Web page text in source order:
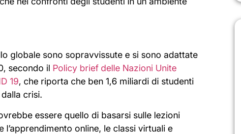
globale sono sopravvissute e si sono adattate
secondo il Policy brief delle Nazioni Unite
19, che riporta che ben 1,6 miliardi di studenti
crisi.
essere quello di basarsi sulle lezioni
l’apprendimento online, le classi virtuali e